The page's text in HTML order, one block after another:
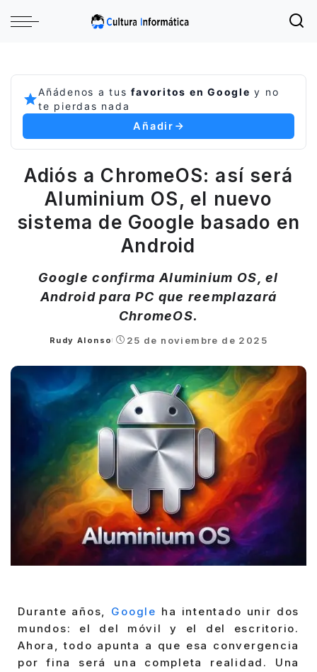
Añádenos a tusfavoritos en Google y no
te pierdas nada
Añadir
Adiós a ChromeOS: así será
Aluminium OS, el nuevo
sistema de Google basado en
Android
Google confirma Aluminium OS, el
Android para PC que reemplazará
ChromeOS.
Posted
Rudy Alonso 25 de noviembre de 2025
Durante años, Google ha intentado unir dos
mundos: el del móvil y el del escritorio.
Ahora, todo apunta a que esa convergencia
por fina será una completa realidad. Una